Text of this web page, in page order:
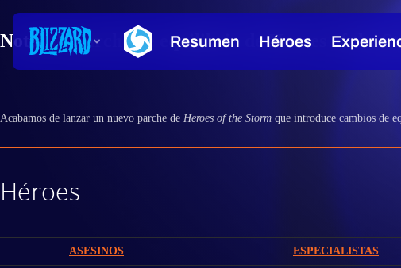
Notas de parche de equilibrio de Heroes of the
Acabamos de lanzar un nuevo parche de Heroes of the Storm que introduce cambios de
Héroes
ASESINOS ESPECIALISTAS